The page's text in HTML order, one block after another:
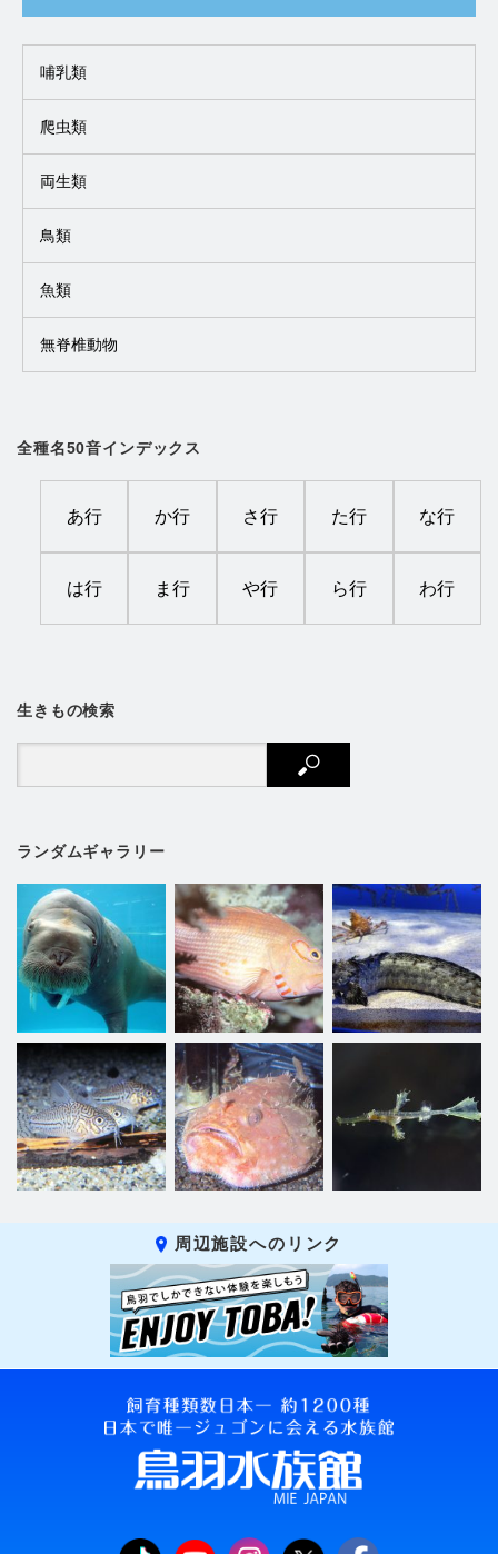
哺乳類
爬虫類
両生類
鳥類
魚類
無脊椎動物
全種名50音インデックス
あ行 か行 さ行 た行 な行
は行 ま行 や行 ら行 わ行
生きもの検索
ランダムギャラリー
周辺施設へのリンク